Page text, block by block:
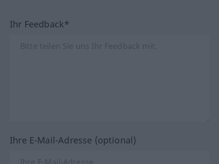
Ihr Feedback*
Ihre E-Mail-Adresse (optional)